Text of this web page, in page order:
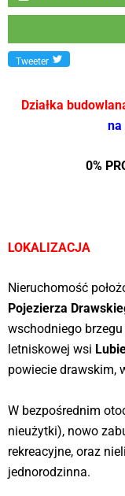
Tweeter
Działka
na
0%
LOKALIZACJA
Nieruchomość
Pojezierza
wschodniego brzegu
letniskowej wsi
powiecie drawskim,
W bezpośrednim
nieużytki), nowo
rekreacyjne, oraz
jednorodzinna.